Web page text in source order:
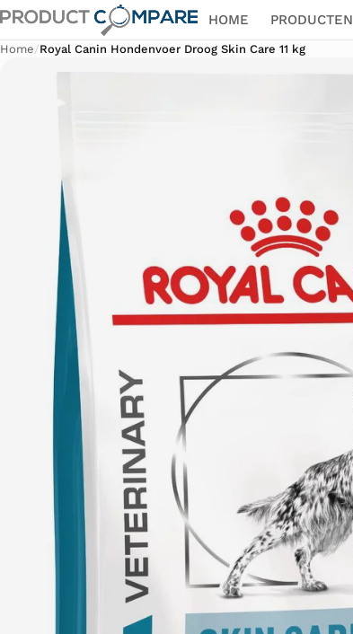
HOME PRODUCTEN
Home/Royal Canin Hondenvoer Droog Skin Care 11 kg